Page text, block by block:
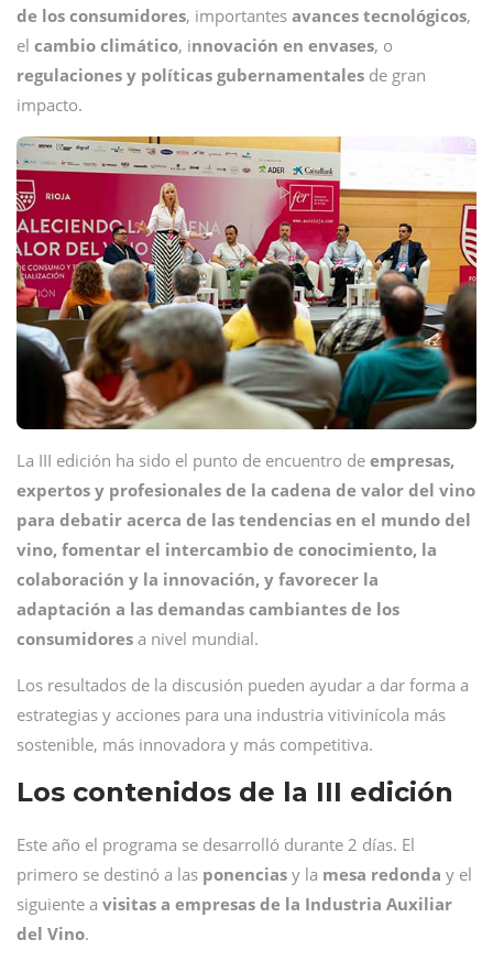
de los consumidores, importantes avances tecnológicos,
el cambio climático, innovación en envases, o
regulaciones y políticas gubernamentales de gran
impacto.
La III edición ha sido el punto de encuentro de empresas,
expertos y profesionales de la cadena de valor del vino
para debatir acerca de las tendencias en el mundo del
vino, fomentar el intercambio de conocimiento, la
colaboración y la innovación, y favorecer la
adaptación a las demandas cambiantes de los
consumidores a nivel mundial.
Los resultados de la discusión pueden ayudar a dar forma a
estrategias y acciones para una industria vitivinícola más
sostenible, más innovadora y más competitiva.
Los contenidos de la III edición
Este año el programa se desarrolló durante 2 días. El
primero se destinó a las ponencias y la mesa redonda y el
siguiente a visitas a empresas de la Industria Auxiliar
del Vino.